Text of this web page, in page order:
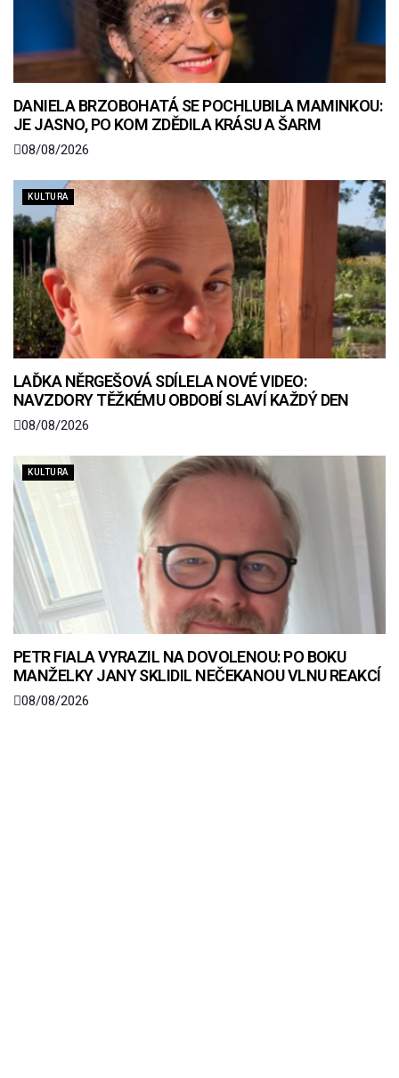
DANIELA BRZOBOHATÁ SE POCHLUBILA MAMINKOU:
JE JASNO, PO KOM ZDĚDILA KRÁSU A ŠARM
08/08/2026
KULTURA
LAĎKA NĚRGEŠOVÁ SDÍLELA NOVÉ VIDEO:
NAVZDORY TĚŽKÉMU OBDOBÍ SLAVÍ KAŽDÝ DEN
08/08/2026
KULTURA
PETR FIALA VYRAZIL NA DOVOLENOU: PO BOKU
MANŽELKY JANY SKLIDIL NEČEKANOU VLNU REAKCÍ
08/08/2026